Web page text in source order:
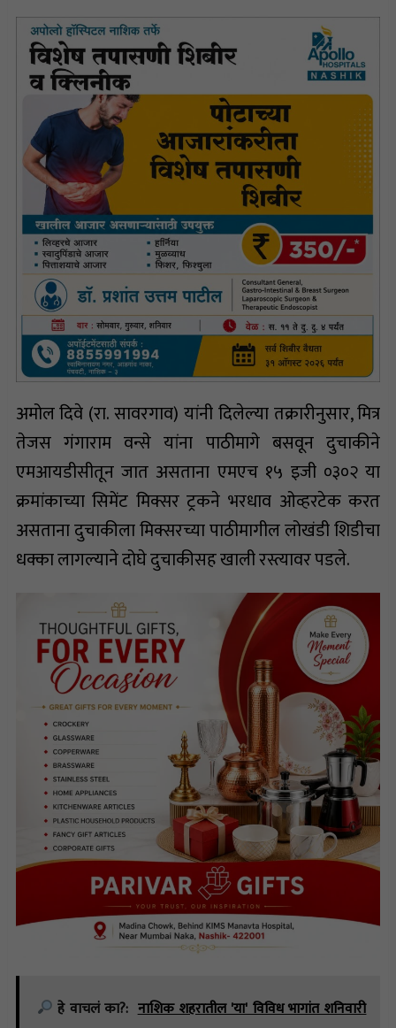
अमोल दिवे (रा. सावरगाव) यांनी दिलेल्या तक्रारीनुसार, मित्र
तेजस गंगाराम वन्से यांना पाठीमागे बसवून दुचाकीने
एमआयडीसीतून जात असताना एमएच १५ इजी ०३०२ या
क्रमांकाच्या सिमेंट मिक्सर ट्रकने भरधाव ओव्हरटेक करत
असताना दुचाकीला मिक्सरच्या पाठीमागील लोखंडी शिडीचा
धक्का लागल्याने दोघे दुचाकीसह खाली रस्त्यावर पडले.
हे वाचलं का?: नाशिक शहरातील 'या' विविध भागांत शनिवारी